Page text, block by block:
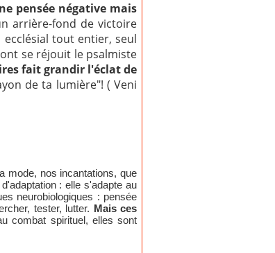
pensée négative mais
arrière-fond de victoire
tout entier, seul
se réjouit le psalmiste
fait grandir l'éclat de
de ta lumière"! ( Veni
mode, nos incantations, que
: elle s'adapte au
neurobiologiques : pensée
tester, lutter. Mais ces
combat spirituel, elles sont